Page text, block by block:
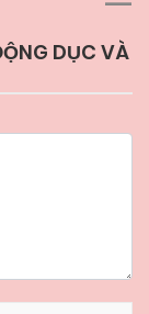
DỤC VÀ